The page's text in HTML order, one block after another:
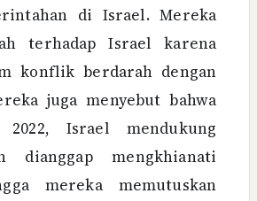
di Israel. Mereka
terhadap Israel karena
konflik berdarah dengan
juga menyebut bahwa
Israel mendukung
dianggap mengkhianati
mereka memutuskan